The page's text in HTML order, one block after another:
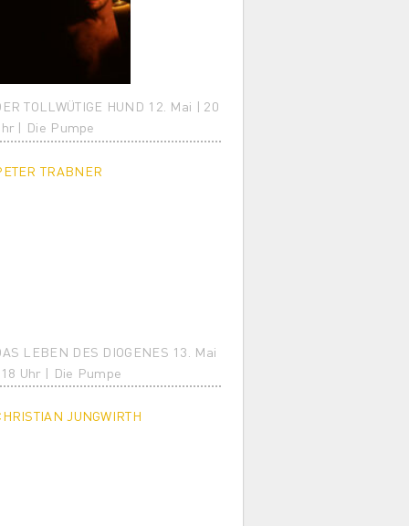
TOLLWÜTIGE HUND 12. Mai | 20
| Die Pumpe
TRABNER
LEBEN DES DIOGENES 13. Mai
Uhr | Die Pumpe
JUNGWIRTH